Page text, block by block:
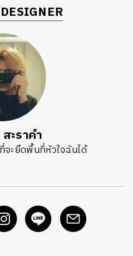
ะราคำ
จะยึดพื้นที่หัวใจฉันได้